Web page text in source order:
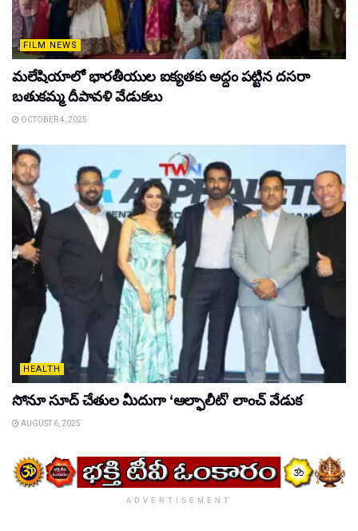
FILM NEWS
మలేషియాలో భారతీయుల ఐక్యతకు అద్దం పట్టిన దసరా
బతుకమ్మ దీపావళి వేడుకలు
OCTOBER 4, 2025
HEALTH
సోనూ సూద్ చేతుల మీదుగా ‘ఆల్ఫాలీట్’ లాంచ్ వేడుక
AUGUST 6, 2025
ADVERTISEMENT